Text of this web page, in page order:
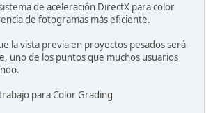
de aceleración DirectX para color
de fotogramas más eficiente.
la vista previa en proyectos pesados será
uno de los puntos que muchos usuarios
para Color Grading